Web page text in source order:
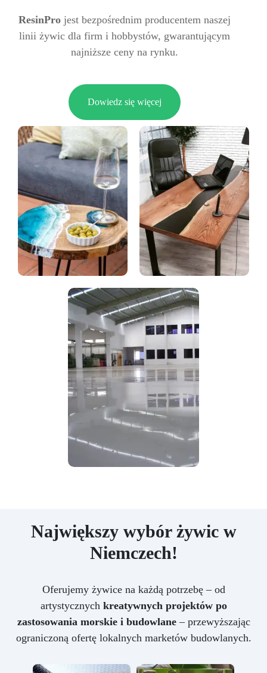
ResinPro jest bezpośrednim producentem naszej
linii żywic dla firm i hobbystów, gwarantującym
najniższe ceny na rynku.
Dowiedz się więcej
Największy wybór żywic w
Niemczech!
Oferujemy żywice na każdą potrzebę – od
artystycznych kreatywnych projektów po
zastosowania morskie i budowlane– przewyższając
ograniczoną ofertę lokalnych marketów budowlanych.